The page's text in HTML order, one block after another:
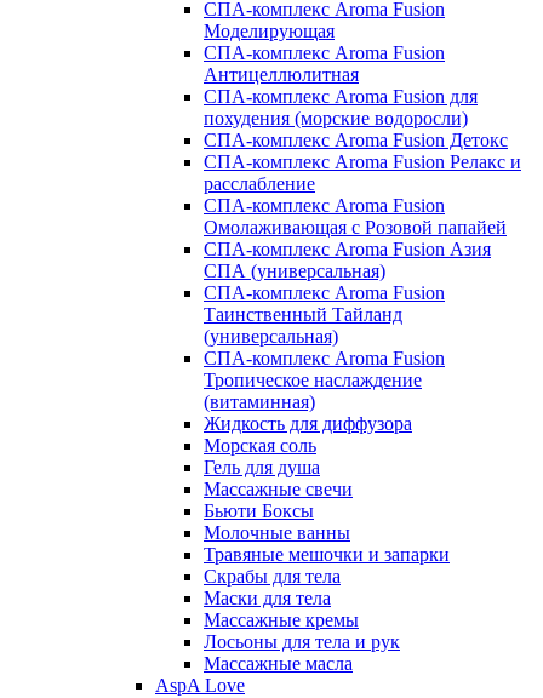
СПА-комплекс Aroma Fusion
Моделирующая
СПА-комплекс Aroma Fusion
Антицеллюлитная
СПА-комплекс Aroma Fusion для
похудения (морские водоросли)
СПА-комплекс Aroma Fusion Детокс
СПА-комплекс Aroma Fusion Релакс и
расслабление
СПА-комплекс Aroma Fusion
Омолаживающая с Розовой папайей
СПА-комплекс Aroma Fusion Азия
СПА (универсальная)
СПА-комплекс Aroma Fusion
Таинственный Тайланд
(универсальная)
СПА-комплекс Aroma Fusion
Тропическое наслаждение
(витаминная)
Жидкость для диффузора
Морская соль
Гель для душа
Массажные свечи
Бьюти Боксы
Молочные ванны
Травяные мешочки и запарки
Скрабы для тела
Маски для тела
Массажные кремы
Лосьоны для тела и рук
Массажные масла
AspA Love